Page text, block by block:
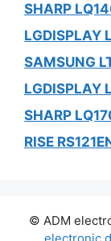
SHARP
LGDISPLAY
SAMSUNG
LGDISPLAY
SHARP
RISE
© ADM